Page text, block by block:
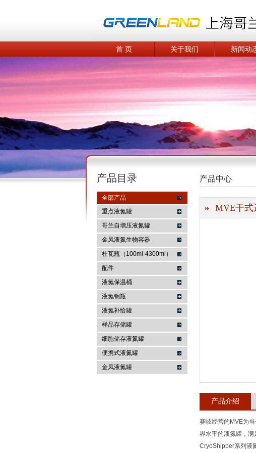
上海哥兰低温设备有限公司
首 页 关于我们 新闻动
产品目录
全部产品
重点液氮罐
哥兰自增压液氮罐
金凤液氮生物容器
杜瓦瓶（100ml-4300ml）
配件
液氮保温桶
液氮钢瓶
液氮补给罐
样品存储罐
细胞储存液氮罐
便携式液氮罐
金凤液氮罐
产品中心
MVE干式
产品介绍
赛岐经营的MVE为
界水平的液氮罐，满
CryoShipper系列液